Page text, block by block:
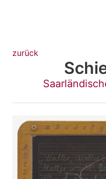
zurück